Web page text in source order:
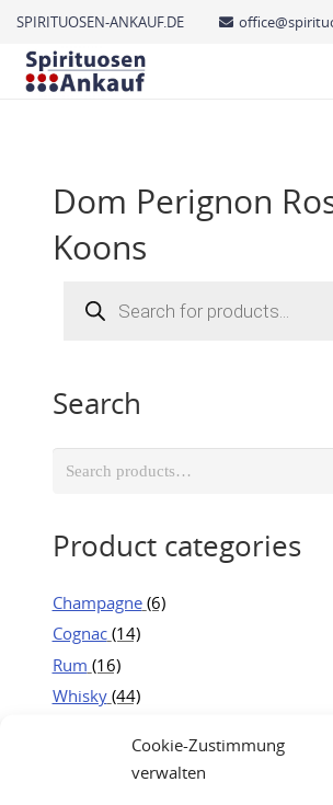
Cookie-Zustimmung
verwalten
SPIRITUOSEN-ANKAUF.DE
Dom Perignon
Koons
search
Search
Search
Product categories
Champagne (6)
Cognac (14)
Rum (16)
Whisky (44)